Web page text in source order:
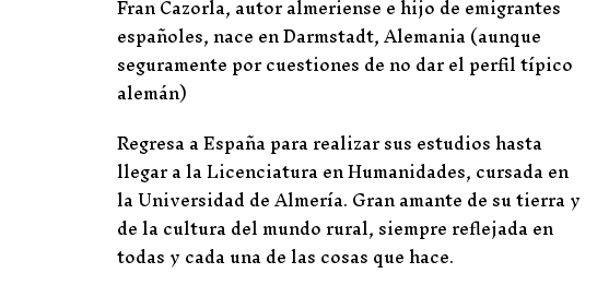
españoles, nace en Darmstadt, Alemania (aunque
seguramente por cuestiones de no dar el perfil típico
alemán)
Regresa a España para realizar sus estudios hasta
llegar a la Licenciatura en Humanidades, cursada en
la Universidad de Almería. Gran amante de su tierra y
de la cultura del mundo rural, siempre reflejada en
todas y cada una de las cosas que hace.